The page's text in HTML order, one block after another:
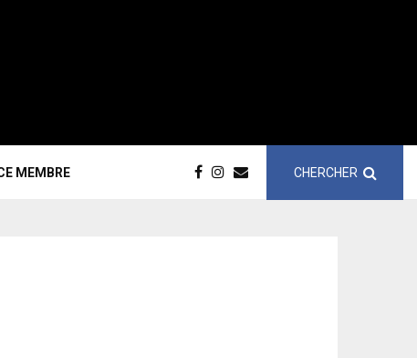
MEMBRE CHERCHER